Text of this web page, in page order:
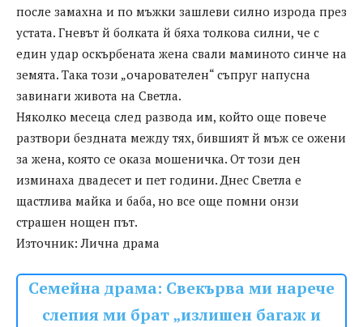
после замахна и по мъжки зашлеви силно изрода през
устата. Гневът й болката й бяха толкова силни, че с
един удар оскърбената жена свали маминото синче на
земята. Така този „очарователен“ съпруг напусна
завинаги живота на Светла.
Няколко месеца след развода им, който още повече
разтвори бездната между тях, бившият й мъж се ожени
за жена, която се оказа мошеничка. От този ден
изминаха двадесет и пет години. Днес Светла е
щастлива майка и баба, но все още помни онзи
страшен нощен път.
Източник: Лична драма
Семейна драма: Свекърва ми нарече
слепия ми брат „излишен багаж и